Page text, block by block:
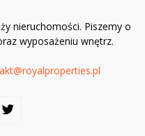
nieruchomości. Piszemy o
wyposażeniu wnętrz.